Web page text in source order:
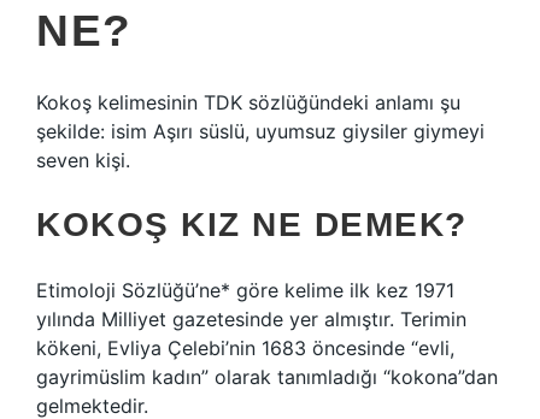
NE?
Kokoş kelimesinin TDK sözlüğündeki anlamı şu
şekilde: isim Aşırı süslü, uyumsuz giysiler giymeyi
seven kişi.
KOKOŞ KIZ NE DEMEK?
Etimoloji Sözlüğü’ne* göre kelime ilk kez 1971
yılında Milliyet gazetesinde yer almıştır. Terimin
kökeni, Evliya Çelebi’nin 1683 öncesinde “evli,
gayrimüslim kadın” olarak tanımladığı “kokona”dan
gelmektedir.